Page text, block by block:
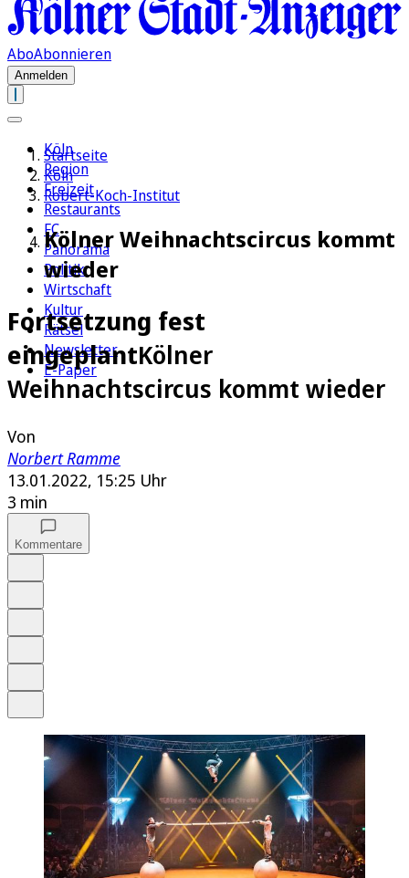
AboAbonnieren
Anmelden
Köln
Region
Freizeit
Restaurants
FC
Panorama
Politik
Wirtschaft
Kultur
Rätsel
Newsletter
E-Paper
Startseite
Köln
Robert-Koch-Institut
Kölner Weihnachtscircus kommt
wieder
Fortsetzung fest
eingeplantKölner
Weihnachtscircus kommt wieder
Von
Norbert Ramme
13.01.2022, 15:25 Uhr
3 min
Kommentare